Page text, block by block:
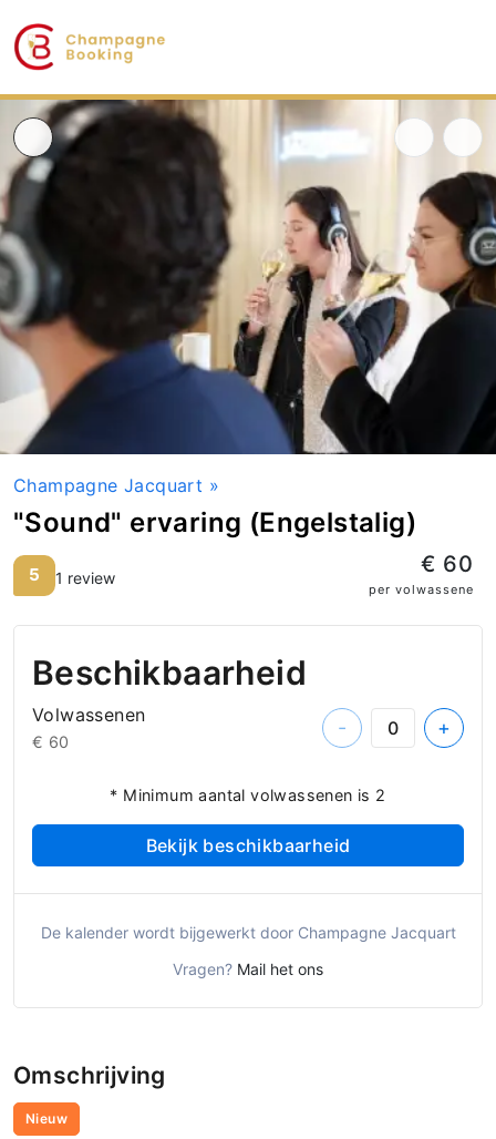
Champagne Jacquart »
"Sound" ervaring (Engelstalig)
5 1 review € 60
per volwassene
Beschikbaarheid
Volwassenen
€ 60
- +
* Minimum aantal volwassenen is 2
Bekijk beschikbaarheid
De kalender wordt bijgewerkt door Champagne Jacquart
Vragen? Mail het ons
Omschrijving
Nieuw